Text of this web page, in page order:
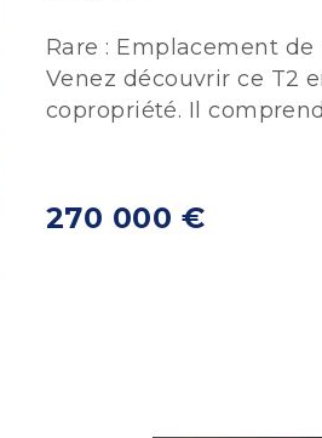
270 000 €
Rare : Emplacement
Venez découvrir ce T2
copropriété. Il